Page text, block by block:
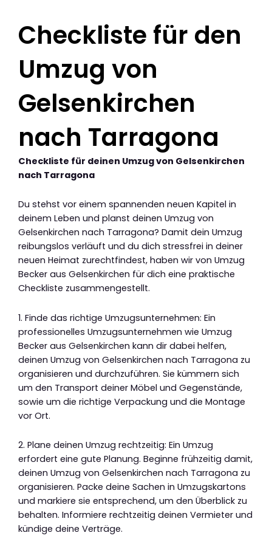
Checkliste für den
Umzug von
Gelsenkirchen
nach Tarragona
Checkliste für deinen Umzug von Gelsenkirchen
nach Tarragona
Du stehst vor einem spannenden neuen Kapitel in
deinem Leben und planst deinen Umzug von
Gelsenkirchen nach Tarragona? Damit dein Umzug
reibungslos verläuft und du dich stressfrei in deiner
neuen Heimat zurechtfindest, haben wir von Umzug
Becker aus Gelsenkirchen für dich eine praktische
Checkliste zusammengestellt.
1. Finde das richtige Umzugsunternehmen: Ein
professionelles Umzugsunternehmen wie Umzug
Becker aus Gelsenkirchen kann dir dabei helfen,
deinen Umzug von Gelsenkirchen nach Tarragona zu
organisieren und durchzuführen. Sie kümmern sich
um den Transport deiner Möbel und Gegenstände,
sowie um die richtige Verpackung und die Montage
vor Ort.
2. Plane deinen Umzug rechtzeitig: Ein Umzug
erfordert eine gute Planung. Beginne frühzeitig damit,
deinen Umzug von Gelsenkirchen nach Tarragona zu
organisieren. Packe deine Sachen in Umzugskartons
und markiere sie entsprechend, um den Überblick zu
behalten. Informiere rechtzeitig deinen Vermieter und
kündige deine Verträge.